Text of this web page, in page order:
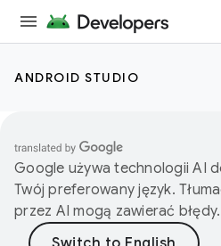
ANDROID STUDIO
Google używa technologii AI
Twój preferowany język.
przez AI mogą zawierać błędy.